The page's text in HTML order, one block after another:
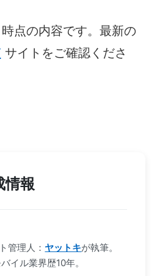
点の内容です。最新の
サイトをご確認くださ
情報
管理人： ヤットキが執筆。
イル業界歴10年。